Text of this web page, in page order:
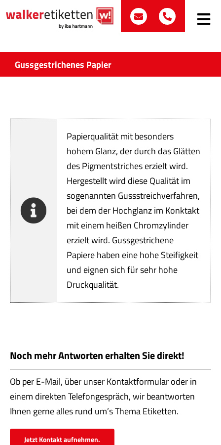
Inhalt
post@walker-
+49Toggle
Jobs
Gussgestrichenes Papier
Papierqualität mit besonders
hohem Glanz, der durch das Glätten
des Pigmentstriches erzielt wird.
Hergestellt wird diese Qualität im
sogenannten Gussstreichverfahren,
bei dem der Hochglanz im Konktakt
mit einem heißen Chromzylinder
erzielt wird. Gussgestrichene
Papiere haben eine hohe Steifigkeit
und eignen sich für sehr hohe
Druckqualität.
Noch mehr Antworten erhalten Sie direkt!
Ob per E-Mail, über unser Kontaktformular oder in
einem direkten Telefongespräch, wir beantworten
Ihnen gerne alles rund um’s Thema Etiketten.
Jetzt Kontakt aufnehmen.